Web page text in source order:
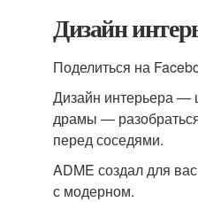
Дизайн
Поделиться на
Дизайн интерьера —
драмы —
перед соседями.
ADME создал для
с модерном.